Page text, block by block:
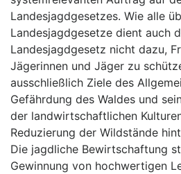
Landesjagdgesetzes. Wie alle
Landesjagdgesetze dient auch
Landesjagdgesetz nicht dazu,
Jägerinnen und Jäger zu
ausschließlich Ziele des
Gefährdung des Waldes und
der landwirtschaftlichen
Reduzierung der Wildstände
Die jagdliche Bewirtschaftung
Gewinnung von hochwertigen